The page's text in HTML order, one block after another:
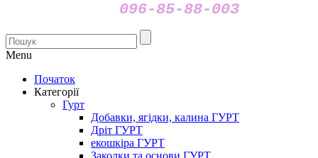
096-85-88-003
Menu
Початок
Категорії
Гурт
Добавки, ягідки, калина ГУРТ
Дріт ГУРТ
екошкіра ГУРТ
Заколки та основи ГУРТ